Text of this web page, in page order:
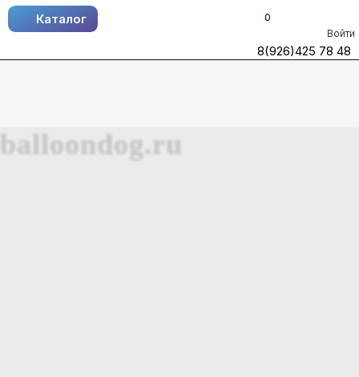
Каталог
Войти
0
8(926)425 78 48
Каталог
8(926)425 78 48
balloondog.ru